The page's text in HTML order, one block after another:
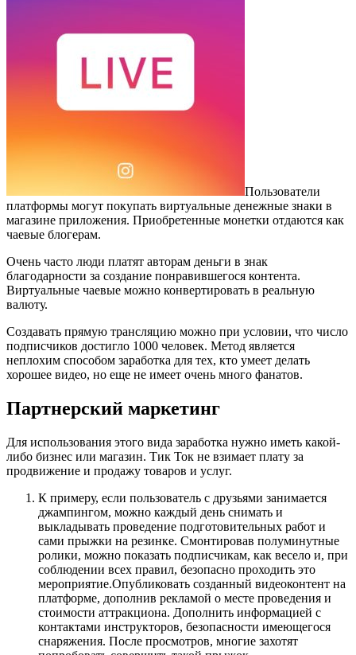
Пользователи
платформы могут покупать виртуальные денежные знаки в
магазине приложения. Приобретенные монетки отдаются как
чаевые блогерам.
Очень часто люди платят авторам деньги в знак
благодарности за создание понравившегося контента.
Виртуальные чаевые можно конвертировать в реальную
валюту.
Создавать прямую трансляцию можно при условии, что число
подписчиков достигло 1000 человек. Метод является
неплохим способом заработка для тех, кто умеет делать
хорошее видео, но еще не имеет очень много фанатов.
Партнерский маркетинг
Для использования этого вида заработка нужно иметь какой-
либо бизнес или магазин. Тик Ток не взимает плату за
продвижение и продажу товаров и услуг.
К примеру, если пользователь с друзьями занимается
джампингом, можно каждый день снимать и
выкладывать проведение подготовительных работ и
сами прыжки на резинке. Смонтировав полуминутные
ролики, можно показать подписчикам, как весело и, при
соблюдении всех правил, безопасно проходить это
мероприятие.Опубликовать созданный видеоконтент на
платформе, дополнив рекламой о месте проведения и
стоимости аттракциона. Дополнить информацией с
контактами инструкторов, безопасности имеющегося
снаряжения. После просмотров, многие захотят